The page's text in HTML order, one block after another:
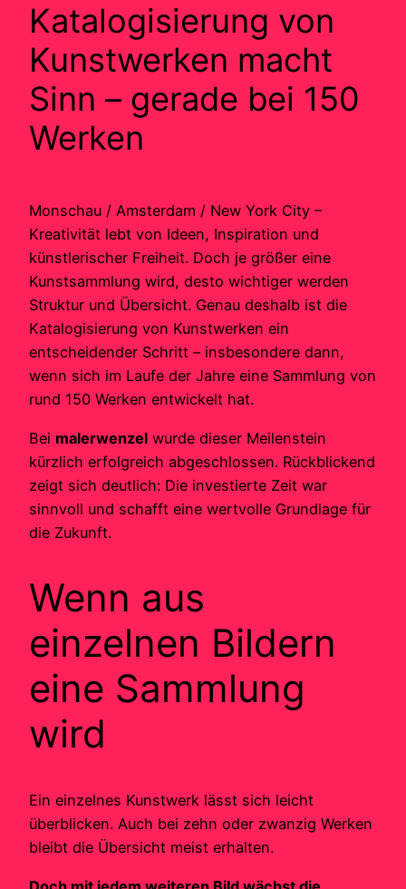
Katalogisierung von
Kunstwerken macht
Sinn – gerade bei 150
Werken
Monschau / Amsterdam / New York City –
Kreativität lebt von Ideen, Inspiration und
künstlerischer Freiheit. Doch je größer eine
Kunstsammlung wird, desto wichtiger werden
Struktur und Übersicht. Genau deshalb ist die
Katalogisierung von Kunstwerken ein
entscheidender Schritt – insbesondere dann,
wenn sich im Laufe der Jahre eine Sammlung von
rund 150 Werken entwickelt hat.
Bei malerwenzel wurde dieser Meilenstein
kürzlich erfolgreich abgeschlossen. Rückblickend
zeigt sich deutlich: Die investierte Zeit war
sinnvoll und schafft eine wertvolle Grundlage für
die Zukunft.
Wenn aus
einzelnen Bildern
eine Sammlung
wird
Ein einzelnes Kunstwerk lässt sich leicht
überblicken. Auch bei zehn oder zwanzig Werken
bleibt die Übersicht meist erhalten.